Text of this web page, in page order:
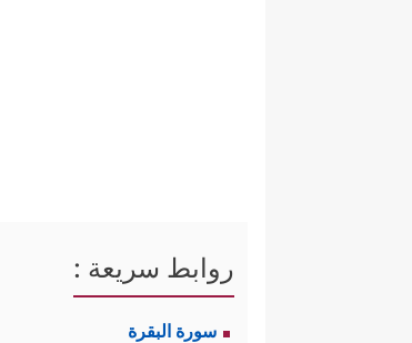
روابط سريعة :
سورة البقرة